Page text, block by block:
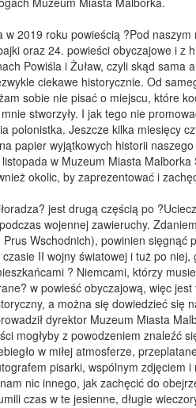
w 2019 roku powieścią ?Pod
oraz 24. powieści obyczajowe i z
Powiśla i Żuław, czyli skąd
ciekawe historycznie. Od
sobie nie pisać o miejscu, które
stworzyły. I jak tego nie
polonistka. Jeszcze kilka miesięcy
papier wyjątkowych historii
w Muzeum Miasta
okolic, by zaprezentować i
jest drugą częścią po
wojennej zawieruchy.
Wschodnich), powinien sięgnąć
II wojny światowej i tuż po
? Niemcami, którzy
w powieść obyczajową, więc
a można się dowiedzieć się
dyrektor Muzeum Miasta
mogłyby z powodzeniem znaleźć
w miłej atmosferze,
pisarki, wspólnym zdjęciem
nic innego, jak zachęcić do
czas w te jesienne, długie